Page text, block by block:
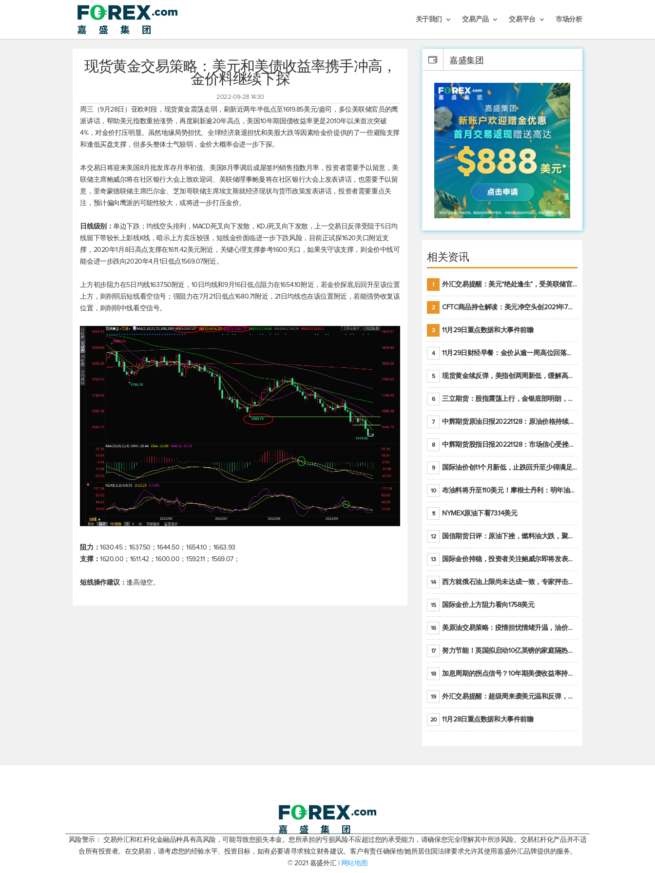
关于我们 交易产品 交易平台 市场分析
现货黄金交易策略：美元和美债收益率携手冲高，
金价料继续下探
2022-09-28 14:30
周三（9月28日）亚欧时段， 现货黄金震荡走弱，刷新近两年半低点至1619.85美元/盎司，多位美联储官员的鹰
派讲话，帮助美元指数重拾涨势，再度刷新逾20年高点，美国10年期国债收益率更是2010年以来首次突破
4%，对金价打压明显。虽然地缘局势担忧、全球经济衰退担忧和美股大跌等因素给金价提供的了一些避险支撑
和逢低买盘支撑，但多头整体士气较弱，金价大概率会进一步下探。
本交易日将迎来美国8月批发库存月率初值、美国8月季调后成屋签约销售指数月率，投资者需要予以留意，美
联储主席鲍威尔将在社区银行大会上致欢迎词、美联储理事鲍曼将在社区银行大会上发表讲话，也需要予以留
意，里奇蒙德联储主席巴尔金、芝加哥联储主席埃文斯就经济现状与货币政策发表讲话，投资者需要重点关
注，预计偏向鹰派的可能性较大，或将进一步打压金价。
日线级别：单边下跌；均线空头排列，MACD死叉向下发散，KDJ死叉向下发散，上一交易日反弹受阻于5日均
线留下带较长上影线K线，暗示上方卖压较强，短线金价面临进一步下跌风险，目前正试探1620关口附近支
撑，2020年1月8日高点支撑在1611.42美元附近，关键心理支撑参考1600关口，如果失守该支撑，则金价中线可
能会进一步跌向2020年4月1日低点1569.07附近。
上方初步阻力在5日均线1637.50附近，10日均线和9月16日低点阻力在1654.10附近，若金价探底后回升至该位置
上方，则削弱后短线看空信号；强阻力在7月21日低点1680.71附近，21日均线也在该位置附近，若能强势收复该
位置，则削弱中线看空信号。
阻力：1630.45；1637.50；1644.50；1654.10；1663.93
支撑：1620.00；1611.42；1600.00；1592.11；1569.07；
短线操作建议：逢高做空。
嘉盛集团
相关资讯
1 外汇交易提醒：美元“绝处逢生”，受美联储官员鹰派讲话支撑
2 CFTC商品持仓解读：美元净空头创2021年7月以来最大，黄金期货投机性净多头头寸减少
3 11月29日重点数据和大事件前瞻
4 11月29日财经早餐：金价从逾一周高位回落，美联储官员重申鹰派立场推动美元回升
5 现货黄金续反弹，美指创两周新低，缓解高通胀美国须治本
6 三立期货：股指震荡上行，金银底部明朗，原油偏弱走势(20221128收评)
7 中辉期货原油日报20221128：原油价格持续下降，市场关注OPEC+新一轮产能政策
8 中辉期货股指日报20221128：市场信心受挫，股指全线回调
9 国际油价创11个月新低，止跌回升至少得满足二大条件之一
10 布油料将升至110美元！摩根士丹利：明年油市面临七大不确定性
11 NYMEX原油下看73.14美元
12 国信期货日评：原油下挫，燃料油大跌，聚烯烃谨慎回调
13 国际金价持稳，投资者关注鲍威尔即将发表的讲话
14 西方就俄石油上限尚未达成一致，专家抨击限价是无用功
15 国际金价上方阻力看向1758美元
16 美原油交易策略：疫情担忧情绪升温，油价跌创年内新低
17 努力节能！英国拟启动10亿英镑的家庭隔热工程 减少能源消耗
18 加息周期的拐点信号？10年期美债收益率持续低于联邦基金利率目标区间
19 外汇交易提醒：超级周来袭美元温和反弹，警惕筑底可能性
20 11月28日重点数据和大事件前瞻
风险警示： 交易外汇和杠杆化金融品种具有高风险，可能导致您损失本金。您所承担的亏损风险不应超过您的承受能力，请确保您完全理解其中所涉风险。交易杠杆化产品并不适
合所有投资者。在交易前，请考虑您的经验水平、投资目标，如有必要请寻求独立财务建议。客户有责任确保他/她所居住国法律要求允许其使用嘉盛外汇品牌提供的服务。
© 2021 嘉盛外汇 | 网站地图